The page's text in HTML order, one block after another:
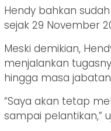
Hendy bahkan
sejak 29 November
Meski demikian,
menjalankan
hingga masa
“Saya akan tetap
sampai pelantikan,”